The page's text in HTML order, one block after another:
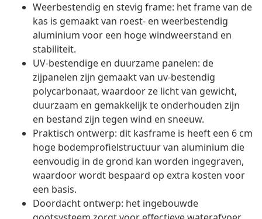
Weerbestendig en stevig frame: het frame van de
kas is gemaakt van roest- en weerbestendig
aluminium voor een hoge windweerstand en
stabiliteit.
UV-bestendige en duurzame panelen: de
zijpanelen zijn gemaakt van uv-bestendig
polycarbonaat, waardoor ze licht van gewicht,
duurzaam en gemakkelijk te onderhouden zijn
en bestand zijn tegen wind en sneeuw.
Praktisch ontwerp: dit kasframe is heeft een 6 cm
hoge bodemprofielstructuur van aluminium die
eenvoudig in de grond kan worden ingegraven,
waardoor wordt bespaard op extra kosten voor
een basis.
Doordacht ontwerp: het ingebouwde